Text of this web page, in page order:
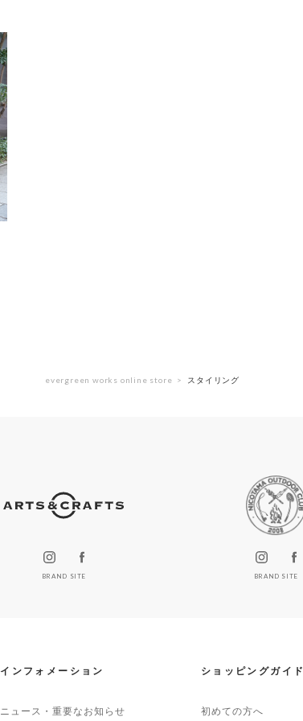
evergreen works online store スタイリング
BRAND SITE BRAND SITE
インフォメーション
ニュース・重要なお知らせ
ショッピングガイド
初めての方へ